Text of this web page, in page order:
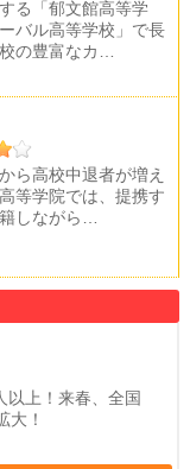
る「郁文館高等学
バル高等学校」で長
の豊富なカ…
ら高校中退者が増え
等学院では、提携す
しながら…
以上！来春、全国
大！